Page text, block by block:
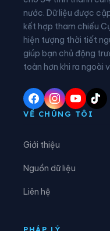
Phường Thốt Nốt
Phường Trung Nhứt
Phường Vị Thanh
Phường Vĩnh Phước
Xã An Ninh
Xã Gia Hòa
nước. Dữ liệu được
kết hợp tham chiếu
hiện tượng thời tiết
giúp bạn chủ động
toàn hơn khi ra ngoài
VỀ CHÚNG TÔI
Giới thiệu
Nguồn dữ liệu
Liên hệ
PHÁP LÝ